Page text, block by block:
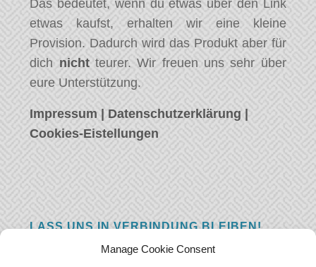
Manage Cookie Consent
Das bedeutet, wenn du etwas über den Link
etwas kaufst, erhalten wir eine kleine
Provision. Dadurch wird das Produkt aber für
dich nichtteurer. Wir freuen uns sehr über
eure Unterstützung.
Impressum | Datenschutzerklärung |
Cookies-Eistellungen
LASS UNS IN VERBINDUNG BLEIBEN!
Hast eine Frage, einen Kommentar, oder